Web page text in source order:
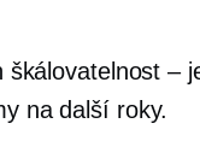
škálovatelnost –
na další roky.